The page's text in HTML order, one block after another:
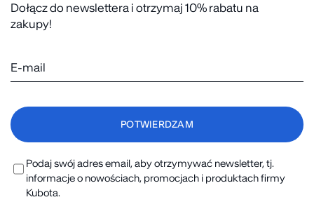
Dołącz do newslettera i otrzymaj 10% rabatu na
zakupy!
Podaj swój adres email, aby otrzymywać newsletter, tj.
informacje o nowościach, promocjach i produktach firmy
Kubota.